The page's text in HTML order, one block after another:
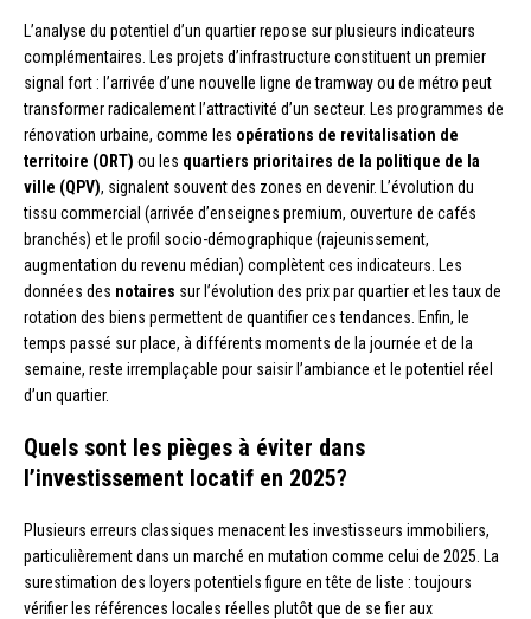
L’analyse du potentiel d’un quartier repose sur plusieurs indicateurs
complémentaires. Les projets d’infrastructure constituent un premier
signal fort : l’arrivée d’une nouvelle ligne de tramway ou de métro peut
transformer radicalement l’attractivité d’un secteur. Les programmes de
rénovation urbaine, comme les opérations de revitalisation de
territoire (ORT) ou les quartiers prioritaires de la politique de la
ville (QPV), signalent souvent des zones en devenir. L’évolution du
tissu commercial (arrivée d’enseignes premium, ouverture de cafés
branchés) et le profil socio-démographique (rajeunissement,
augmentation du revenu médian) complètent ces indicateurs. Les
données des notaires sur l’évolution des prix par quartier et les taux de
rotation des biens permettent de quantifier ces tendances. Enfin, le
temps passé sur place, à différents moments de la journée et de la
semaine, reste irremplaçable pour saisir l’ambiance et le potentiel réel
d’un quartier.
Quels sont les pièges à éviter dans
l’investissement locatif en 2025?
Plusieurs erreurs classiques menacent les investisseurs immobiliers,
particulièrement dans un marché en mutation comme celui de 2025. La
surestimation des loyers potentiels figure en tête de liste : toujours
vérifier les références locales réelles plutôt que de se fier aux